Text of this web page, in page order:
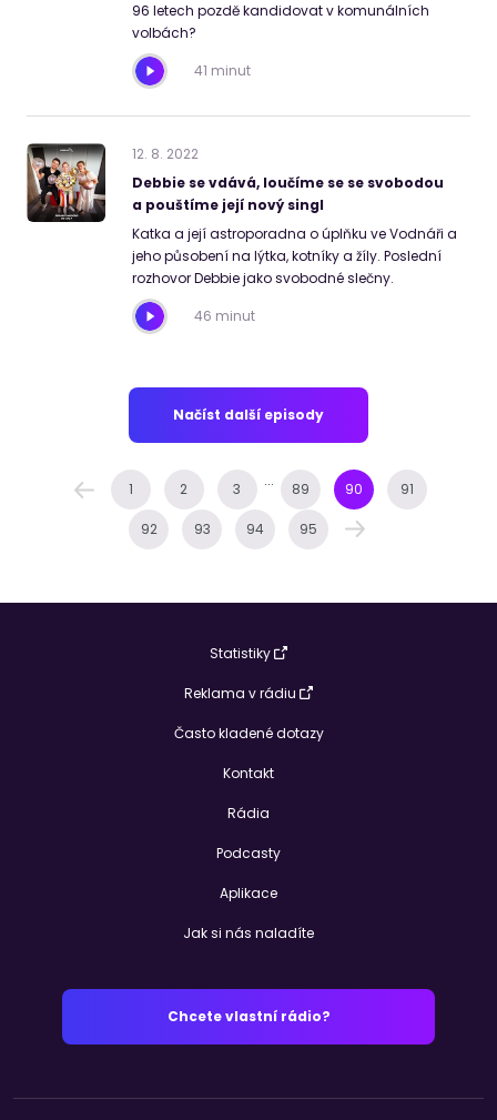
96 letech pozdě kandidovat v komunálních
volbách?
41 minut
12. 8. 2022
Debbie se vdává, loučíme se se svobodou
a pouštíme její nový singl
Katka a její astroporadna o úplňku ve Vodnáři a
jeho působení na lýtka, kotníky a žíly. Poslední
rozhovor Debbie jako svobodné slečny.
46 minut
Načíst další episody
1 2 3 ... 89 90 91
92 93 94 95
Statistiky
Reklama v rádiu
Často kladené dotazy
Kontakt
Rádia
Podcasty
Aplikace
Jak si nás naladíte
Chcete vlastní rádio?